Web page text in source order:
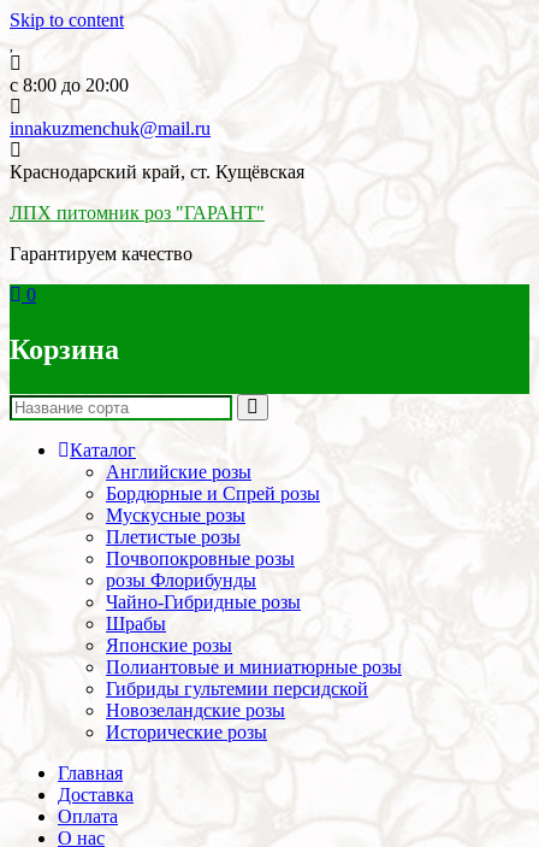
Skip to content
c 8:00 до 20:00
innakuzmenchuk@mail.ru
Краснодарский край, ст. Кущёвская
ЛПХ питомник роз "ГАРАНТ"
Гарантируем качество
0
Корзина
Каталог
Английские розы
Бордюрные и Спрей розы
Мускусные розы
Плетистые розы
Почвопокровные розы
розы Флорибунды
Чайно-Гибридные розы
Шрабы
Японские розы
Полиантовые и миниатюрные розы
Гибриды гультемии персидской
Новозеландские розы
Исторические розы
Главная
Доставка
Оплата
О нас